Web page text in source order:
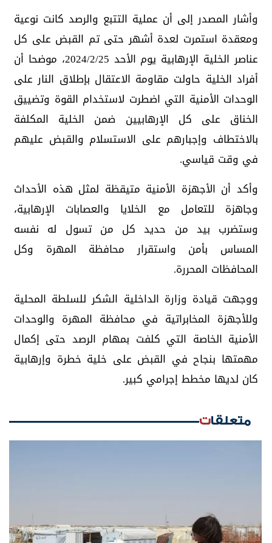
وأشار المصدر إلى أن عملية التتبع والرصد كانت نوعية
ومعقدة استمرت لعدة أشهر حتى تم القبض على كل
عناصر الخلية الإرهابية يوم الأحد 2024/2/25، موضحا أن
أفراد الخلية حاولت مقاومة الاعتقال بإطلاق النار على
الوحدات الأمنية التي اضطرت لاستخدام القوة وتضييق
الخناق على كل الإرهابيين ضمن الخلية المكلفة
بالاختطاف وإجبارهم على الاستسلام والقبض عليهم
في وقت قياسي.
وأكد أن الأجهزة الأمنية متيقظة لمثل هذه الأحداث
وجاهزة للتعامل مع الخلايا والعصابات الإرهابية،
وستضرب بيد من حديد كل من تسول له نفسه
المساس بأمن واستقرار محافظة المهرة وكل
المحافظات المحررة.
ووجهت قيادة وزارة الداخلية الشكر للسلطة المحلية
وللأجهزة المخابراتية في محافظة المهرة والوحدات
الأمنية الخاصة التي كلفت بمهام الرصد حتى إكمال
مهمتها بنجاح في القبض على خلية خطرة وإرهابية
كان لديها مخطط إجرامي كبير.
متعلقات